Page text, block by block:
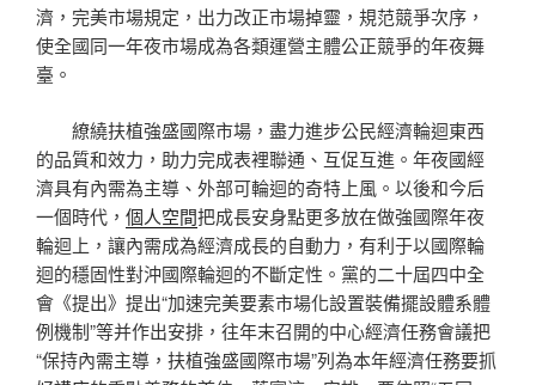
濟，完美市場規定，出力改正市場掉靈，規范競爭次序，
使全國同一年夜市場成為各類運營主體公正競爭的年夜舞
臺。
繚繞扶植強盛國際市場，盡力進步公民經濟輪迴東西
的品質和效力，助力完成表裡聯通、互促互進。年夜國經
濟具有內需為主導、外部可輪迴的奇特上風。以後和今后
一個時代， 個人空間把成長安身點更多放在做強國際年夜
輪迴上，讓內需成為經濟成長的自動力，有利于以國際輪
迴的穩固性對沖國際輪迴的不斷定性。黨的二十屆四中全
會《提出》提出“加速完美要素市場化設置裝備擺設體系體
例機制”等并作出安排，往年末召開的中心經濟任務會議把
“保持內需主導，扶植強盛國際市場”列為本年經濟任務要抓